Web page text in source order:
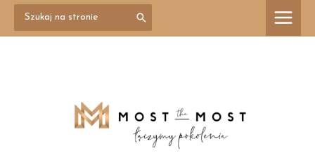
Przejdź
treści
for: